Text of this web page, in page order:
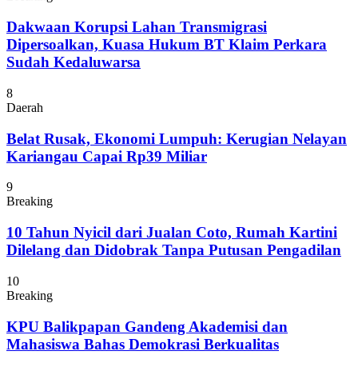
Dakwaan Korupsi Lahan Transmigrasi
Dipersoalkan, Kuasa Hukum BT Klaim Perkara
Sudah Kedaluwarsa
8
Daerah
Belat Rusak, Ekonomi Lumpuh: Kerugian Nelayan
Kariangau Capai Rp39 Miliar
9
Breaking
10 Tahun Nyicil dari Jualan Coto, Rumah Kartini
Dilelang dan Didobrak Tanpa Putusan Pengadilan
10
Breaking
KPU Balikpapan Gandeng Akademisi dan
Mahasiswa Bahas Demokrasi Berkualitas